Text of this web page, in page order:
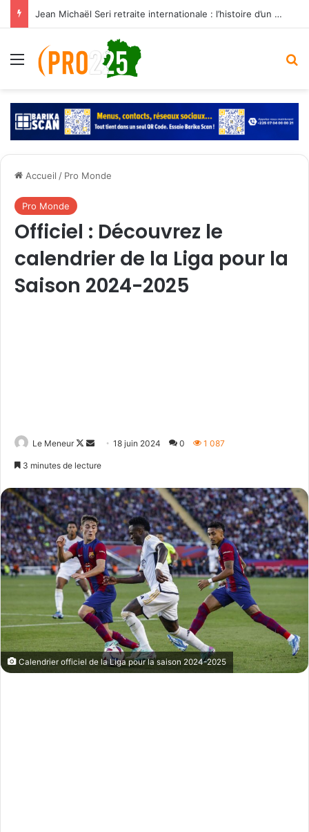
Jean Michaël Seri retraite internationale : l’histoire d’un maestro qui a marqué les Éléphants
Menu
Accueil / Pro Monde
Pro Monde
Officiel : Découvrez le
calendrier de la Liga pour la
Saison 2024-2025
Le Meneur
Follow
Envoyer18 juin 2024 0 1 087
3 minutes de lecture
Calendrier officiel de la Liga pour la saison 2024-2025